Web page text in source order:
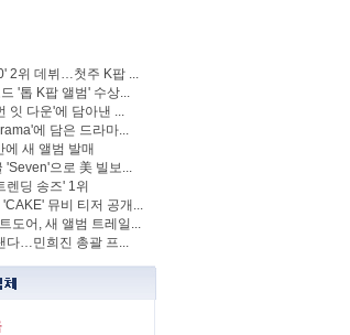
2위 데뷔…첫주 K팝 ...
'톱 K팝 앨범' 수상...
잇 다운'에 담아낸 ...
에 담은 드라마...
에 새 앨범 발매
'Seven'으로 美 빌보...
렌딩 송즈' 1위
'CAKE' 뮤비 티저 공개...
도어, 새 앨범 트레일...
다…민희진 총괄 프...